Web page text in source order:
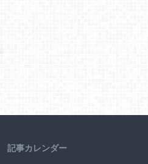
記事カレンダー